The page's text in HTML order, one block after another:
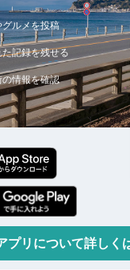
ルメを投稿
記録を残せる
情報を確認
プリについて詳しく